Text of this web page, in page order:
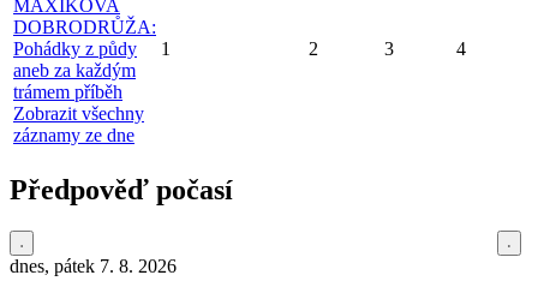
MAXÍKOVA
DOBRODRŮŽA:
Pohádky z půdy
aneb za každým
trámem příběh
Zobrazit všechny
záznamy ze dne
1 2 3 4
Předpověď počasí
dnes, pátek 7. 8. 2026